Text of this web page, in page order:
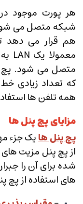
هر پورت موجود
شبکه متصل می شود.
هم قرار می دهد
متصل می شود. پچ
که تعداد زیادی
همه تلفن ها
مزایای پچ پنل ها
پچ پنل هایک جزء
از پچ پنل مزیت
شده برای آن را
های استفاده از پچ